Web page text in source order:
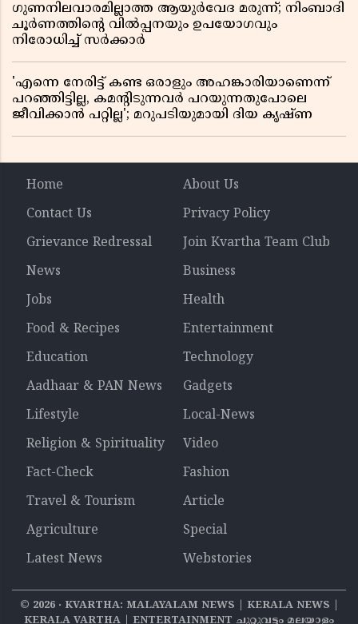
ഗുണനിലവാരമില്ലാത്ത ആയുർവേദ മരുന്ന്; നിംബാദി
ചൂർണത്തിൻ്റെ വിൽപ്പനയും ഉപയോഗവും
നിരോധിച്ച് സർക്കാർ
'എന്നെ നേരിട്ട് കണ്ട ഒരാളും അഹങ്കാരിയാണെന്ന്
പറഞ്ഞിട്ടില്ല, കമൻ്റിടുന്നവർ പറയുന്നതുപോലെ
ജീവിക്കാൻ പറ്റില്ല'; മറുപടിയുമായി ദിയ കൃഷ്ണ
Home
About Us
Contact Us
Privacy Policy
Grievance Redressal
Join Kvartha Team Club
News
Business
Jobs
Health
Food & Recipes
Entertainment
Education
Technology
Aadhaar & PAN News
Gadgets
Lifestyle
Local-News
Religion & Spirituality
Video
Fact-Check
Fashion
Travel & Tourism
Article
Agriculture
Special
Latest News
Webstories
© 2026‧ KVARTHA: MALAYALAM NEWS | KERALA NEWS |
KERALA VARTHA | ENTERTAINMENT ചുറ്റുവട്ടം മലയാളം